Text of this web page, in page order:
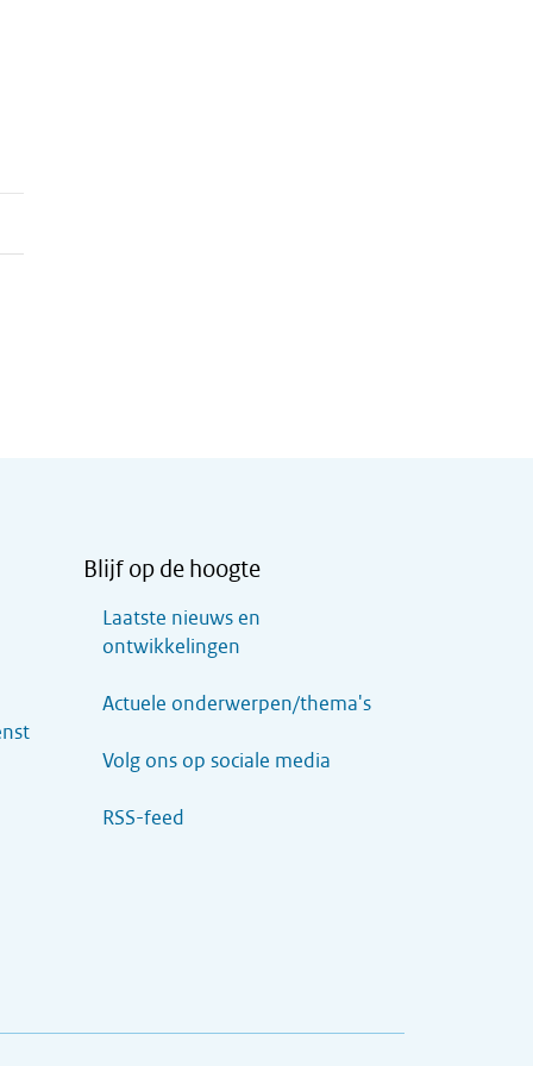
Blijf op de hoogte
Laatste nieuws en
ontwikkelingen
Actuele onderwerpen/thema's
Volg ons op sociale media
RSS-feed